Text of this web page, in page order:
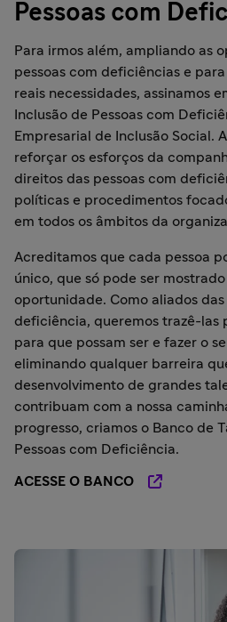
Pessoas com
Para irmos além, ampliando as
pessoas com deficiências e
reais necessidades, assinamos
Inclusão de Pessoas com
Empresarial de Inclusão Social.
reforçar os esforços da
direitos das pessoas com
políticas e procedimentos
em todos os âmbitos da
Acreditamos que cada pessoa
único, que só pode ser
oportunidade. Como aliados das
deficiência, queremos trazê-las
para que possam ser e fazer o
eliminando qualquer barreira
desenvolvimento de grandes
contribuam com a nossa
progresso, criamos o Banco de
Pessoas com Deficiência.
ACESSE O BANCO